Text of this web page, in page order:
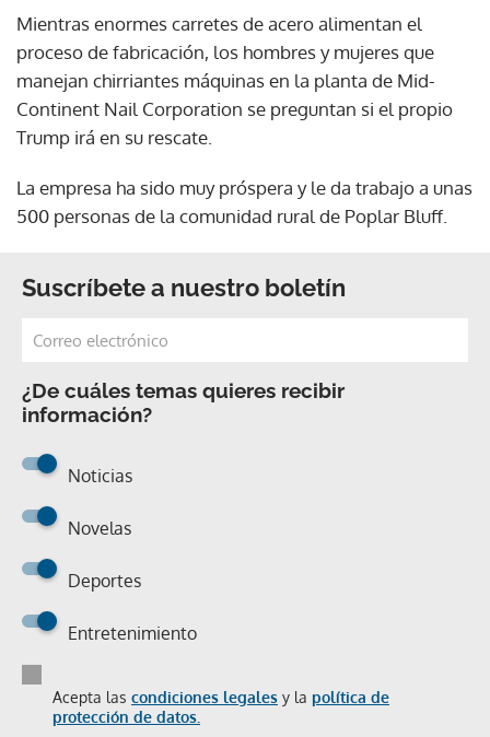
Mientras enormes carretes de acero alimentan el
proceso de fabricación, los hombres y mujeres que
manejan chirriantes máquinas en la planta de Mid-
Continent Nail Corporation se preguntan si el propio
Trump irá en su rescate.
La empresa ha sido muy próspera y le da trabajo a unas
500 personas de la comunidad rural de Poplar Bluff.
Suscríbete a nuestro boletín
¿De cuáles temas quieres recibir
información?
Noticias
Novelas
Deportes
Entretenimiento
Acepta las condiciones legales y la política de
protección de datos.